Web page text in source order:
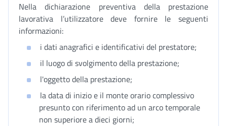
Nella dichiarazione preventiva della prestazione
lavorativa l’utilizzatore deve fornire le seguenti
informazioni:
i dati anagrafici e identificativi del prestatore;
il luogo di svolgimento della prestazione;
l'oggetto della prestazione;
la data di inizio e il monte orario complessivo
presunto con riferimento ad un arco temporale
non superiore a dieci giorni;